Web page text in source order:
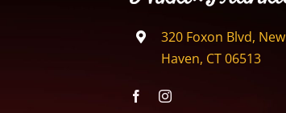
320 Foxon Blvd, New
Haven, CT 06513